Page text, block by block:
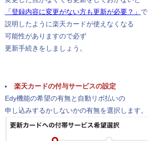
「登録内容に変更がない方も更新が必要？」 で
説明したように楽天カードが使えなくなる
可能性がありますので必ず
更新手続きをしましょう。
楽天カードの付与サービスの設定
Edy機能の希望の有無と自動リボ払いの
申し込みするかしないかの有無を選択します。